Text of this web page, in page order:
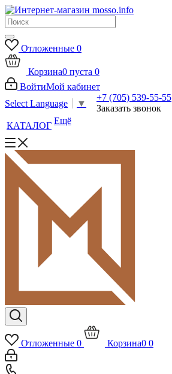
Отложенные 0
Корзина0 пуста 0
ВойтиМой кабинет
Select Language
▼
+7 (705) 539-55-55
Заказать звонок
КАТАЛОГ Ещё
Отложенные 0 Корзина0 0